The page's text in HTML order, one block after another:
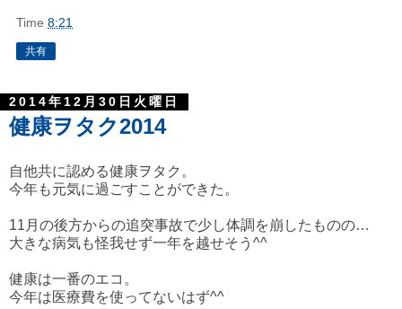
Time 8:21
共有
2014年12月30日火曜日
健康ヲタク2014
自他共に認める健康ヲタク。
今年も元気に過ごすことができた。
11月の後方からの追突事故で少し体調を崩したものの…
大きな病気も怪我せず一年を越せそう^^
健康は一番のエコ。
今年は医療費を使ってないはず^^